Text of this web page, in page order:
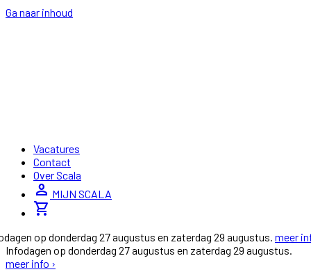
Ga naar inhoud
Vacatures
Contact
Over Scala
person MIJN SCALA
shopping_cart
op donderdag 27 augustus en zaterdag 29 augustus. meer
Infodagen op donderdag 27 augustus en zaterdag 29 augustus.
meer info ›